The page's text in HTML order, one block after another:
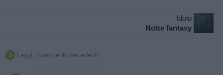
Idolo
Notte fantasy
 Leggi i commenti precedenti...